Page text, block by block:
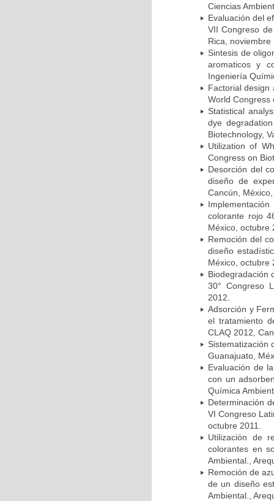
Ciencias
Evaluación del
VII Congreso
Rica, noviembre
Sintesis de
aromaticos y
Ingeniería
Factorial design
World Congress
Statistical
dye
Biotechnology,
Utilization of
Congress on
Desorción del
diseño de
Cancún,
colorante rojo
México, octubre
Remoción del
diseño
México, octubre
Biodegradación
30° Congreso
2012.
Adsorción y
el tratamiento
CLAQ 2012,
Sistematización
Guanajuato,
Evaluación de
con un
Química
Determinación
VI Congreso
octubre 2011.
Utilización de
colorantes en
Ambiental.,
Remoción de
de un diseño
Ambiental.,